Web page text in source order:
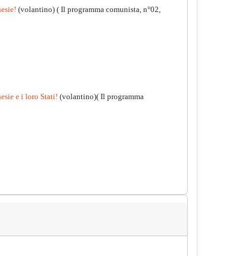
(volantino) ( Il programma comunista, n°02,
e i loro Stati! (volantino)( Il programma